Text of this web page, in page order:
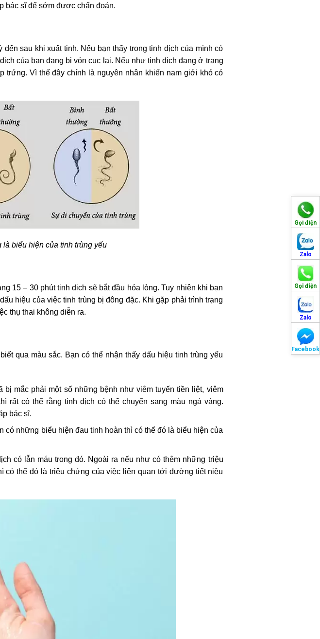
Gọi điện
Zalo
Gọi điện
Zalo
Facebook
bác sĩ để sớm được chẩn đoán.
sau khi xuất tinh. Nếu bạn thấy trong tinh dịch của mình có
của bạn đang bị vón cục lại. Nếu như tinh dịch đang ở trạng
trứng. Vì thế đây chính là nguyên nhân khiến nam giới khó có
biểu hiện của tinh trùng yếu
15 – 30 phút tinh dịch sẽ bắt đầu hóa lỏng. Tuy nhiên khi bạn
hiệu của việc tinh trùng bị đông đặc. Khi gặp phải trình trạng
thụ thai không diễn ra.
qua màu sắc. Bạn có thể nhận thấy dấu hiệu tinh trùng yếu
mắc phải một số những bệnh như viêm tuyến tiền liệt, viêm
có thể rằng tinh dịch có thể chuyển sang màu ngả vàng.
bác sĩ.
những biểu hiện đau tinh hoàn thì có thể đó là biểu hiện của
có lẫn máu trong đó. Ngoài ra nếu như có thêm những triệu
thể đó là triệu chứng của việc liên quan tới đường tiết niệu